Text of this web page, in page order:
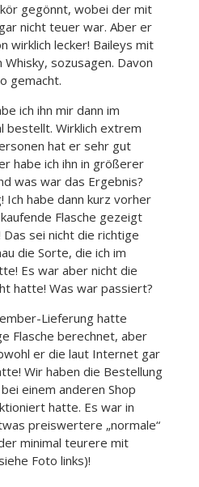
gegönnt, wobei der mit
nicht teuer war. Aber er
wirklich lecker! Baileys mit
sozusagen. Davon
gemacht.
ich ihn mir dann im
bestellt. Wirklich extrem
hat er sehr gut
habe ich ihn in größerer
was war das Ergebnis?
Ich habe dann kurz vorher
Flasche gezeigt
sei nicht die richtige
die Sorte, die ich im
Es war aber nicht die
hatte! Was war passiert?
Lieferung hatte
Flasche berechnet, aber
er die laut Internet gar
Wir haben die Bestellung
einem anderen Shop
hatte. Es war in
preiswertere „normale“
minimal teurere mit
Foto links)!